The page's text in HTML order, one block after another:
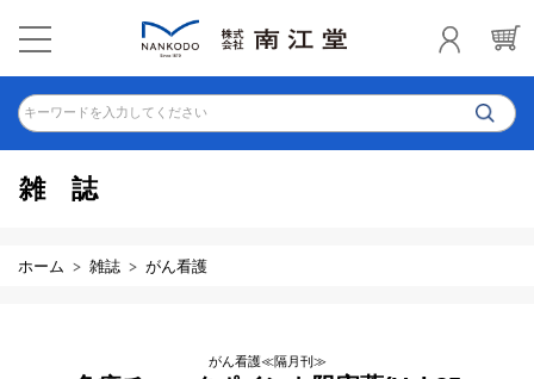
キーワードを入力してください
雑誌
ホーム 雑誌 がん看護
がん看護≪隔月刊≫